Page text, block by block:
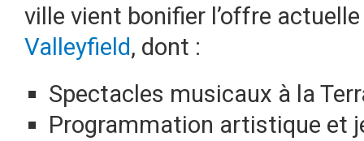
ville vient bonifier l’offre
Valleyfield, dont :
Spectacles musicaux à la
Programmation artistique et